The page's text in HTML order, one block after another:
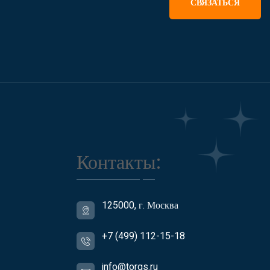
Контакты:
125000, г. Москва
+7 (499) 112-15-18
info@torgs.ru